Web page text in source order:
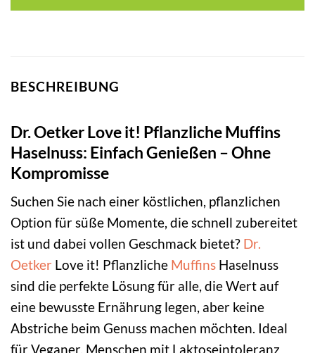
BESCHREIBUNG
Dr. Oetker Love it! Pflanzliche Muffins
Haselnuss: Einfach Genießen – Ohne
Kompromisse
Suchen Sie nach einer köstlichen, pflanzlichen
Option für süße Momente, die schnell zubereitet
ist und dabei vollen Geschmack bietet? Dr.
Oetker Love it! Pflanzliche Muffins Haselnuss
sind die perfekte Lösung für alle, die Wert auf
eine bewusste Ernährung legen, aber keine
Abstriche beim Genuss machen möchten. Ideal
für Veganer, Menschen mit Laktoseintoleranz